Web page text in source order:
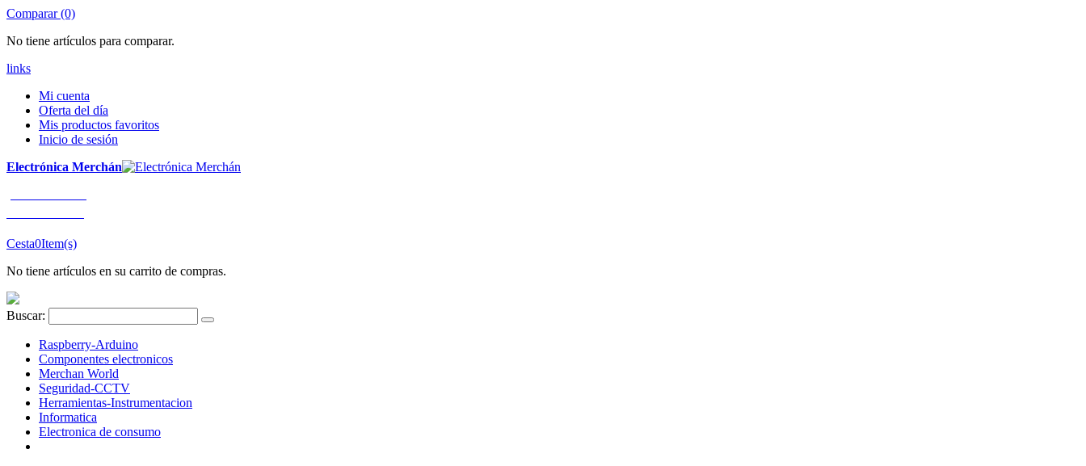
Comparar (0)
No tiene artículos para comparar.
links
Mi cuenta
Oferta del día
Mis productos favoritos
Inicio de sesión
Electrónica Merchán
Cesta0Item(s)
No tiene artículos en su carrito de compras.
Buscar:
Raspberry-Arduino
Componentes electronicos
Merchan World
Seguridad-CCTV
Herramientas-Instrumentacion
Informatica
Electronica de consumo